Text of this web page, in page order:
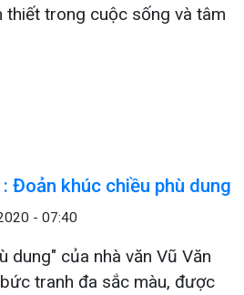
thiết trong cuộc sống và tâm
Đoản khúc chiều phù dung
- 07:40
dung" của nhà văn Vũ Văn
tranh đa sắc màu, được